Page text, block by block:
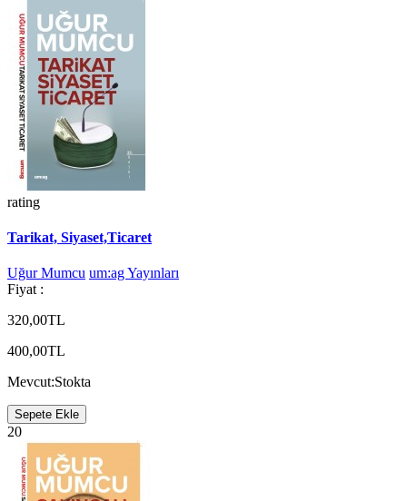
rating
Tarikat, Siyaset,Ticaret
Uğur Mumcu um:ag Yayınları
Fiyat :
320,00TL
400,00TL
Mevcut:Stokta
Sepete Ekle
20